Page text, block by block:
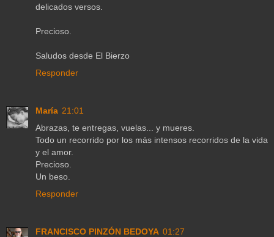
delicados versos.
Precioso.
Saludos desde El Bierzo
Responder
María 21:01
Abrazas, te entregas, vuelas... y mueres.
Todo un recorrido por los más intensos recorridos de la vida
y el amor.
Precioso.
Un beso.
Responder
FRANCISCO PINZÓN BEDOYA 01:27